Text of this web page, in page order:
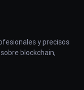
y precisos
blockchain,